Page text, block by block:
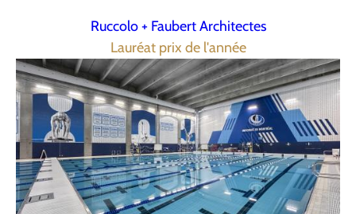
Ruccolo + Faubert Architectes
Lauréat prix de l'année